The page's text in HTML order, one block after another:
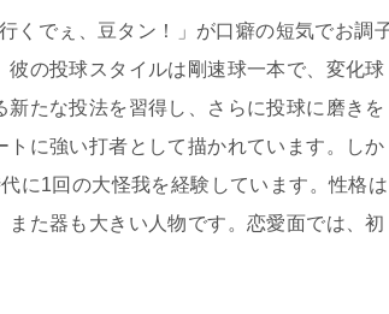
くでぇ、豆タン！」が口癖の短気でお調
の投球スタイルは剛速球一本で、変化球
たな投法を習得し、さらに投球に磨きを
に強い打者として描かれています。しか
に1回の大怪我を経験しています。性格は
た器も大きい人物です。恋愛面では、初